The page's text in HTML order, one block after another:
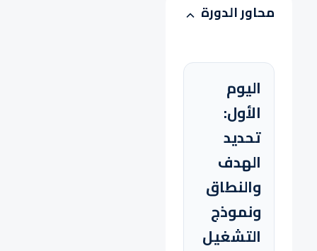
محاور الدورة
اليوم
الأول:
تحديد
الهدف
والنطاق
ونموذج
التشغيل